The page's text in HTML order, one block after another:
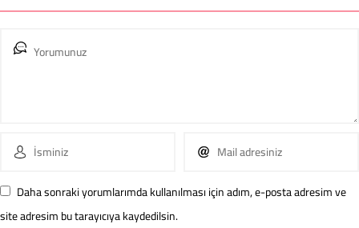
Daha sonraki yorumlarımda kullanılması için adım, e-posta adresim ve
site adresim bu tarayıcıya kaydedilsin.